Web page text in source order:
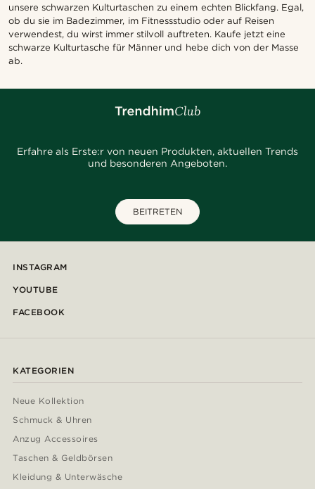
unsere schwarzen Kulturtaschen zu einem echten Blickfang. Egal,
ob du sie im Badezimmer, im Fitnessstudio oder auf Reisen
verwendest, du wirst immer stilvoll auftreten. Kaufe jetzt eine
schwarze Kulturtasche für Männer und hebe dich von der Masse
ab.
Erfahre als Erste:r von neuen Produkten, aktuellen Trends
und besonderen Angeboten.
BEITRETEN
INSTAGRAM
YOUTUBE
FACEBOOK
KATEGORIEN
Neue Kollektion
Schmuck & Uhren
Anzug Accessoires
Taschen & Geldbörsen
Kleidung & Unterwäsche